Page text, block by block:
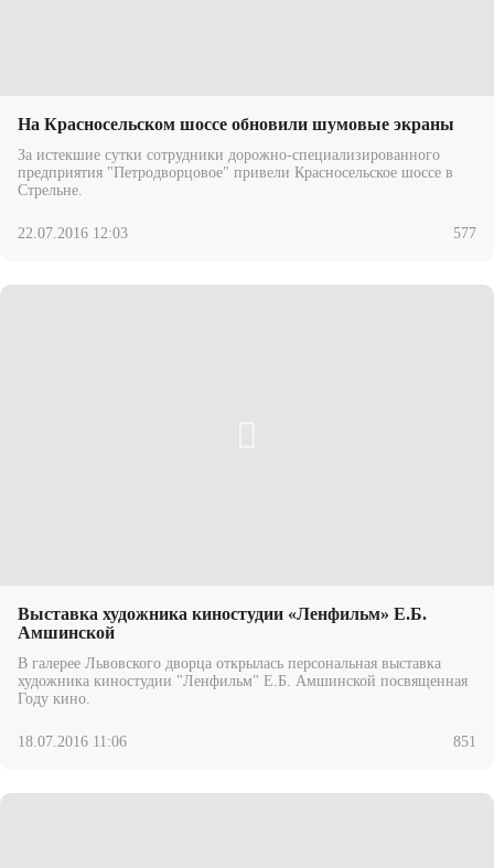
На Красносельском шоссе обновили шумовые экраны
За истекшие сутки сотрудники дорожно-специализированного
предприятия "Петродворцовое" привели Красносельское шоссе в
Стрельне.
22.07.2016 12:03 577
Выставка художника киностудии «Ленфильм» Е.Б.
Амшинской
В галерее Львовского дворца открылась персональная выставка
художника киностудии "Ленфильм" Е.Б. Амшинской посвященная
Году кино.
18.07.2016 11:06 851